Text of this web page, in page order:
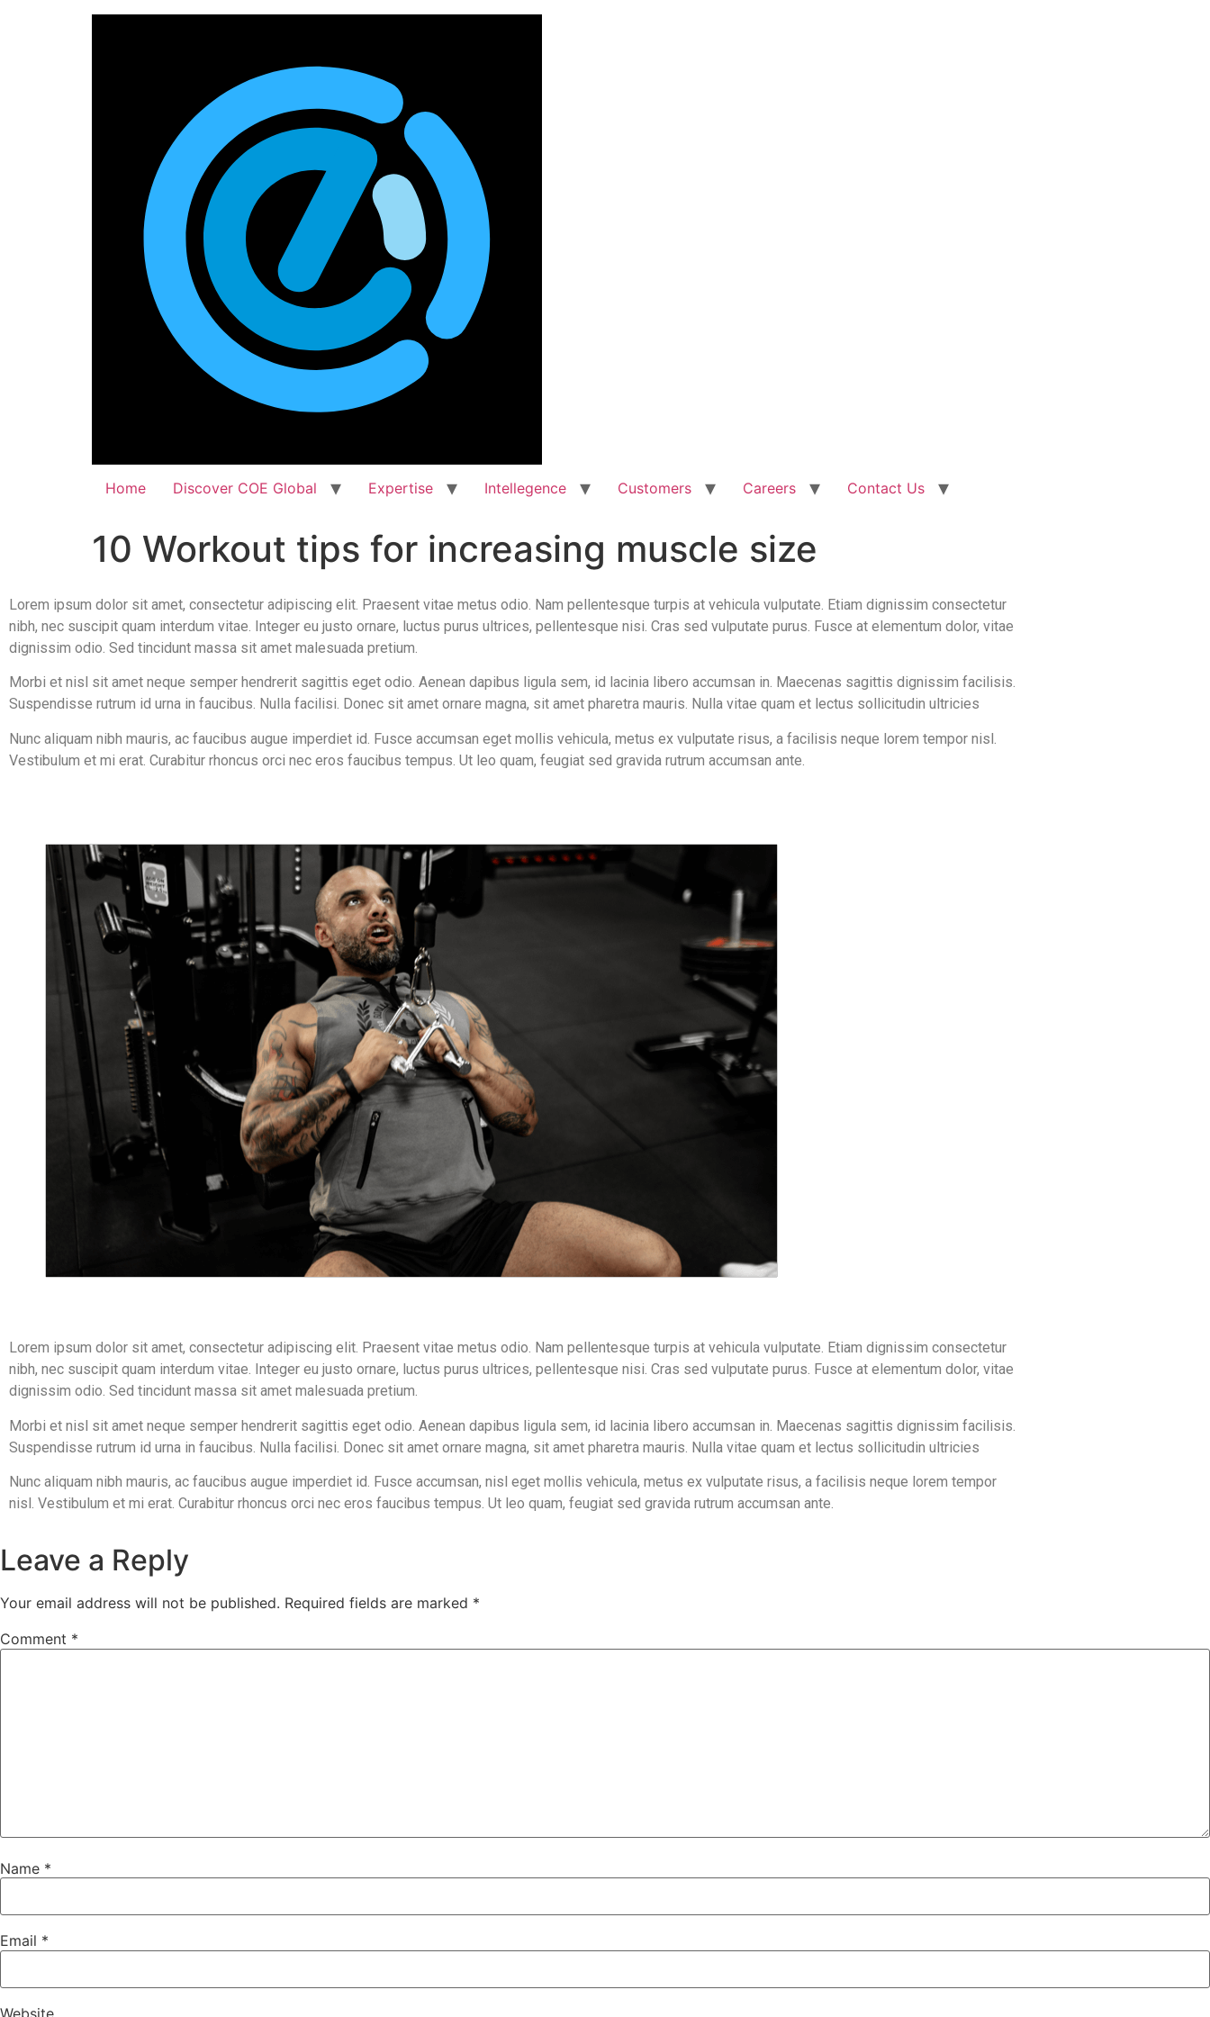
Home Discover COE Global Expertise Intellegence Customers Careers Contact Us
10 Workout tips for increasing muscle size
Lorem ipsum dolor sit amet, consectetur adipiscing elit. Praesent vitae metus odio. Nam pellentesque turpis at vehicula vulputate. Etiam dignissim consectetur
nibh, nec suscipit quam interdum vitae. Integer eu justo ornare, luctus purus ultrices, pellentesque nisi. Cras sed vulputate purus. Fusce at elementum dolor, vitae
dignissim odio. Sed tincidunt massa sit amet malesuada pretium.
Morbi et nisl sit amet neque semper hendrerit sagittis eget odio. Aenean dapibus ligula sem, id lacinia libero accumsan in. Maecenas sagittis dignissim facilisis.
Suspendisse rutrum id urna in faucibus. Nulla facilisi. Donec sit amet ornare magna, sit amet pharetra mauris. Nulla vitae quam et lectus sollicitudin ultricies
Nunc aliquam nibh mauris, ac faucibus augue imperdiet id. Fusce accumsan eget mollis vehicula, metus ex vulputate risus, a facilisis neque lorem tempor nisl.
Vestibulum et mi erat. Curabitur rhoncus orci nec eros faucibus tempus. Ut leo quam, feugiat sed gravida rutrum accumsan ante.
Lorem ipsum dolor sit amet, consectetur adipiscing elit. Praesent vitae metus odio. Nam pellentesque turpis at vehicula vulputate. Etiam dignissim consectetur
nibh, nec suscipit quam interdum vitae. Integer eu justo ornare, luctus purus ultrices, pellentesque nisi. Cras sed vulputate purus. Fusce at elementum dolor, vitae
dignissim odio. Sed tincidunt massa sit amet malesuada pretium.
Morbi et nisl sit amet neque semper hendrerit sagittis eget odio. Aenean dapibus ligula sem, id lacinia libero accumsan in. Maecenas sagittis dignissim facilisis.
Suspendisse rutrum id urna in faucibus. Nulla facilisi. Donec sit amet ornare magna, sit amet pharetra mauris. Nulla vitae quam et lectus sollicitudin ultricies
Nunc aliquam nibh mauris, ac faucibus augue imperdiet id. Fusce accumsan, nisl eget mollis vehicula, metus ex vulputate risus, a facilisis neque lorem tempor
nisl. Vestibulum et mi erat. Curabitur rhoncus orci nec eros faucibus tempus. Ut leo quam, feugiat sed gravida rutrum accumsan ante.
Leave a Reply
Your email address will not be published. Required fields are marked *
Comment *
Name *
Email *
Website